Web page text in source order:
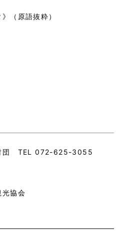
（原語抜粋）
財団 TEL 072-625-3055
協会